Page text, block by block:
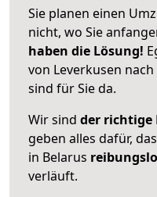
Sie planen einen
nicht, wo Sie
haben die Lösung!
von Leverkusen
sind für Sie da.
Wir sind der richtige
geben alles dafür,
in Belarus
verläuft.